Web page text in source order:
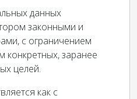
данных
законными и
с ограничением
конкретных, заранее
целей.
как с